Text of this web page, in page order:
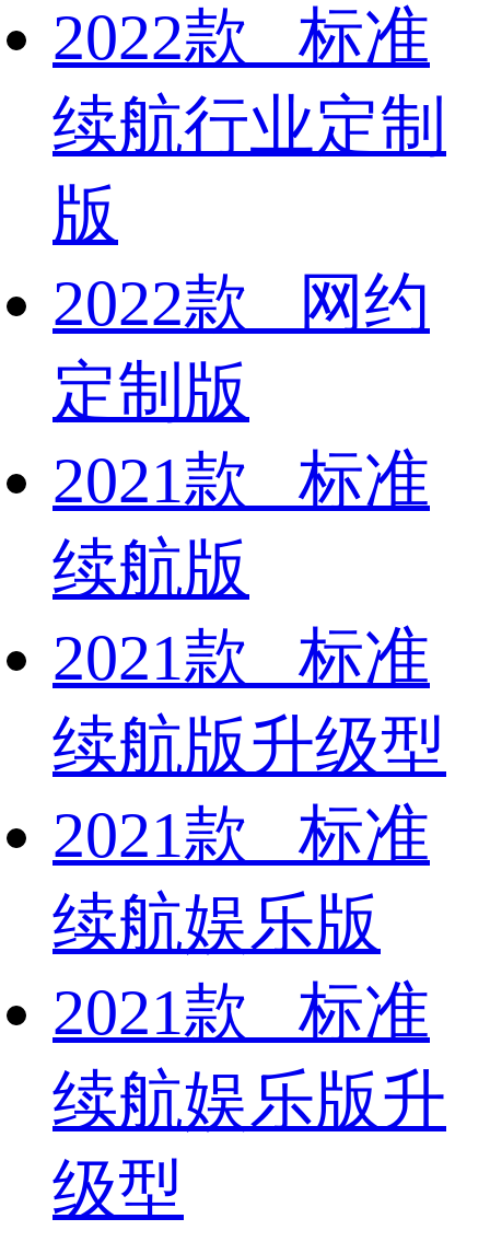
2022款 标准
续航行业定制
版
2022款 网约
定制版
2021款 标准
续航版
2021款 标准
续航版升级型
2021款 标准
续航娱乐版
2021款 标准
续航娱乐版升
级型